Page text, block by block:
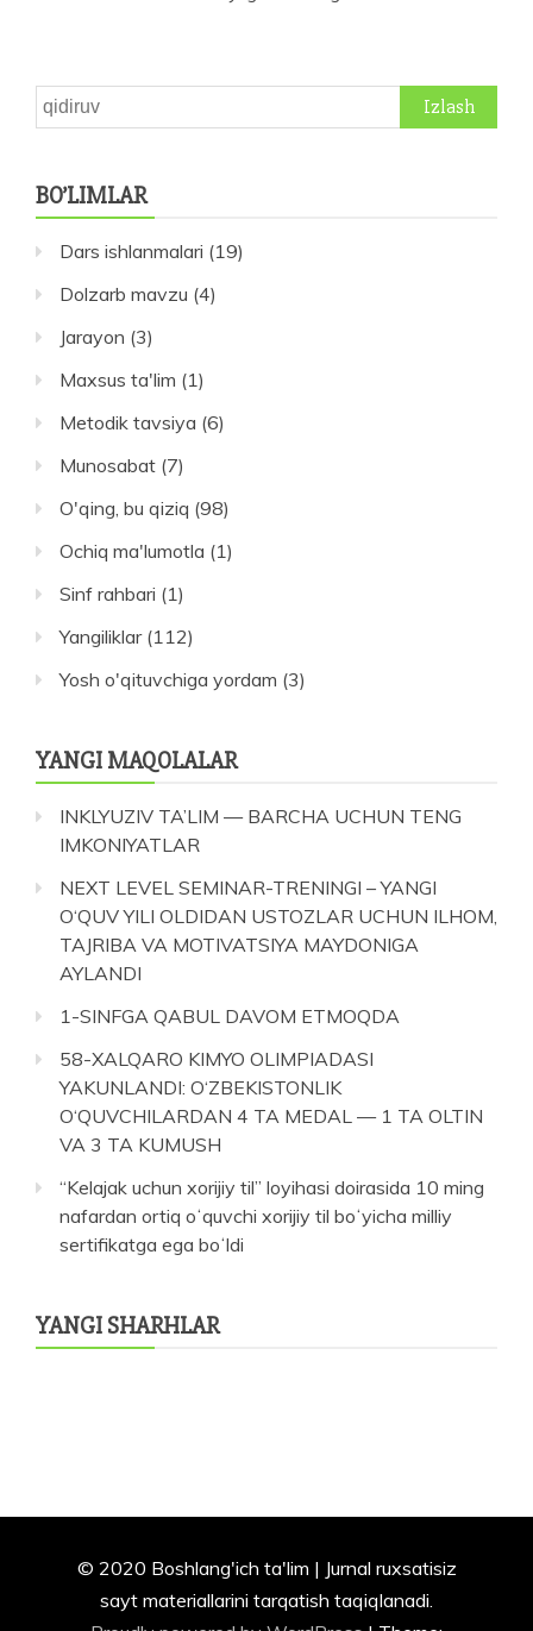
Qidirshish:
BO’LIMLAR
Dars ishlanmalari (19)
Dolzarb mavzu (4)
Jarayon (3)
Maxsus ta'lim (1)
Metodik tavsiya (6)
Munosabat (7)
O'qing, bu qiziq (98)
Ochiq ma'lumotla (1)
Sinf rahbari (1)
Yangiliklar(112)
Yosh o'qituvchiga yordam (3)
YANGI MAQOLALAR
INKLYUZIV TA’LIM — BARCHA UCHUN TENG
IMKONIYATLAR
NEXT LEVEL SEMINAR-TRENINGI – YANGI
O‘QUV YILI OLDIDAN USTOZLAR UCHUN ILHOM,
TAJRIBA VA MOTIVATSIYA MAYDONIGA
AYLANDI
1-SINFGA QABUL DAVOM ETMOQDA
58-XALQARO KIMYO OLIMPIADASI
YAKUNLANDI: O‘ZBEKISTONLIK
O‘QUVCHILARDAN 4 TA MEDAL — 1 TA OLTIN
VA 3 TA KUMUSH
“Kelajak uchun xorijiy til” loyihasi doirasida 10 ming
nafardan ortiq oʻquvchi xorijiy til boʻyicha milliy
sertifikatga ega boʻldi
YANGI SHARHLAR
© 2020 Boshlang'ich ta'lim | Jurnal ruxsatisiz
sayt materiallarini tarqatish taqiqlanadi.